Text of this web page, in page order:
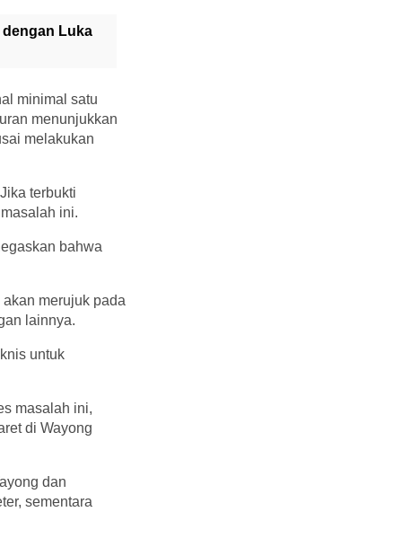
dengan Luka
minimal satu
menunjukkan
melakukan
terbukti
ini.
bahwa
merujuk pada
lainnya.
untuk
masalah ini,
di Wayong
dan
sementara